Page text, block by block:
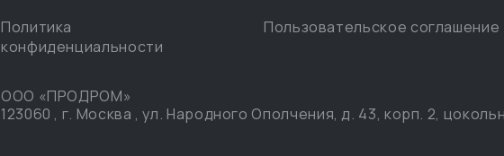
Политика
конфиденциальности
Пользовательское соглашение
ООО «ПРОДРОМ»
123060 , г. Москва ,ул. Народного Ополчения, д. 43, корп. 2,